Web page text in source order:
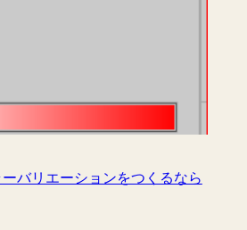
バリエーションをつくるなら